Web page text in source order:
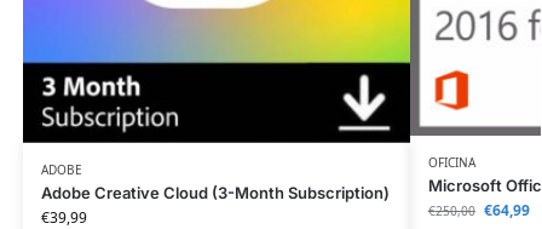
ADOBE
Adobe Creative Cloud (3-Month Subscription)
€39,99
OFICINA
Microsoft
€250,00 €64,99